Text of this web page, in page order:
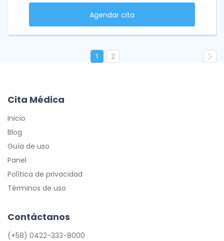
Agendar cita
1 2
Cita Médica
Inicio
Blog
Guía de uso
Panel
Política de privacidad
Términos de uso
Contáctanos
(+58) 0422-333-8000